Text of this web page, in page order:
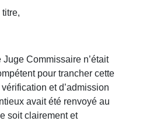
Juge Commissaire n’était
pour trancher cette
et d’admission
avait été renvoyé au
soit clairement et